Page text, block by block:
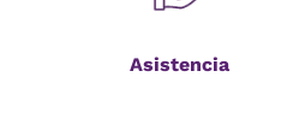
Asistencia